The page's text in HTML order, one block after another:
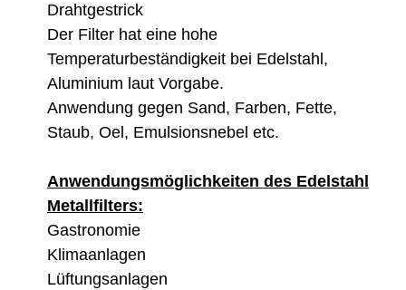
Drahtgestrick
Der Filter hat eine hohe
Temperaturbeständigkeit bei Edelstahl,
Aluminium laut Vorgabe.
Anwendung gegen Sand, Farben, Fette,
Staub, Oel, Emulsionsnebel etc.
Anwendungsmöglichkeiten des Edelstahl
Metallfilters:
Gastronomie
Klimaanlagen
Lüftungsanlagen